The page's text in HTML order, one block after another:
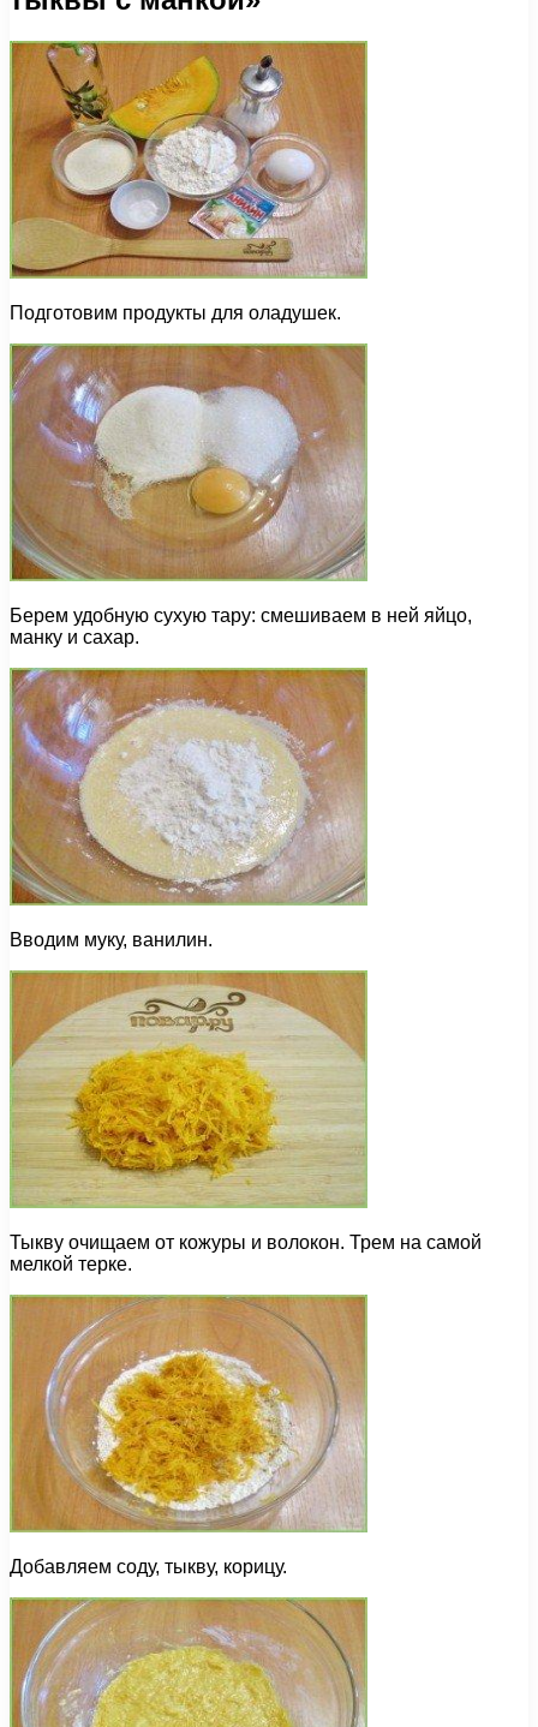
Подготовим продукты для оладушек.
Берем удобную сухую тару: смешиваем в ней яйцо,
манку и сахар.
Вводим муку, ванилин.
Тыкву очищаем от кожуры и волокон. Трем на самой
мелкой терке.
Добавляем соду, тыкву, корицу.